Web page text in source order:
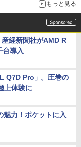
もっと見る
経新聞社がAMD R
導入
Q7D Pro」。圧巻の
上体験に
魅力！ポケットに入